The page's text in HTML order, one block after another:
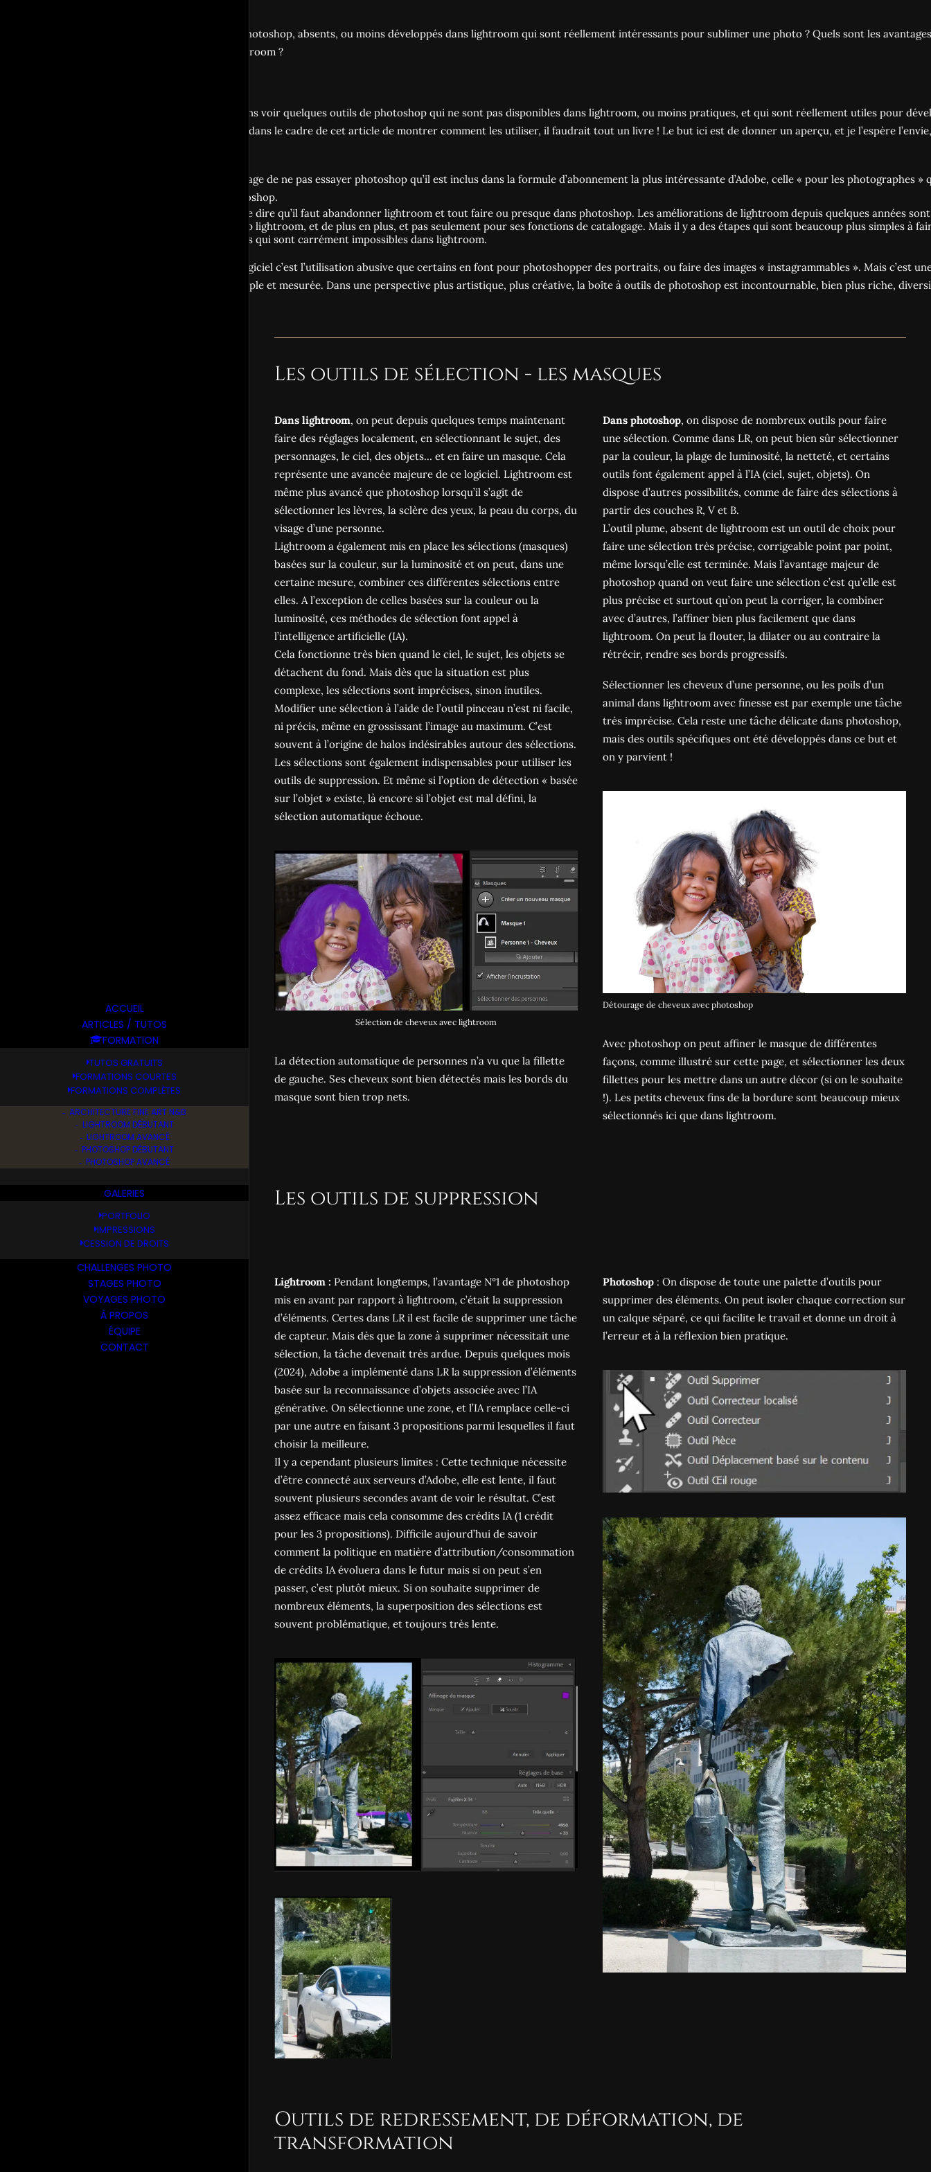
ACCUEIL
ARTICLES / TUTOS
FORMATION
TUTOS GRATUITS
FORMATIONS COURTES
FORMATIONS COMPLÈTES
ARCHITECTURE FINE ART N&B
LIGHTROOM DÉBUTANT
LIGHTROOM AVANCÉ
PHOTOSHOP DÉBUTANT
PHOTOSHOP AVANCÉ
GALERIES
PORTFOLIO
IMPRESSIONS
CESSION DE DROITS
CHALLENGES PHOTO
STAGES PHOTO
VOYAGES PHOTO
À PROPOS
ÉQUIPE
CONTACT
Quels sont les outils de photoshop, absents, ou moins développés dans lightroom qui sont réellement intéressants pour sublimer une photo ? Quels sont les
quand on utilise déjà lightroom ?
Dans cet article nous allons voir quelques outils de photoshop qui ne sont pas disponibles dans lightroom, ou moins pratiques, et qui sont réellement utiles pour
évidemment pas possible dans le cadre de cet article de montrer comment les utiliser, il faudrait tout un livre ! Le but ici est de donner un aperçu, et je l’espère
C’est d’autant plus dommage de ne pas essayer photoshop qu’il est inclus dans la formule d’abonnement la plus intéressante d’Adobe, celle « pour les photographes
lightroom classic et photoshop.
Il ne s’agit nullement ici de dire qu’il faut abandonner lightroom et tout faire ou presque dans photoshop. Les améliorations de lightroom depuis quelques années
ma part, j’utilise beaucoup lightroom, et de plus en plus, et pas seulement pour ses fonctions de catalogage. Mais il y a des étapes qui sont beaucoup plus simples à
dans lightroom et d’autres qui sont carrément impossibles dans lightroom.
Un frein à l’usage de ce logiciel c’est l’utilisation abusive que certains en font pour photoshopper des portraits, ou faire des images « instagrammables ». Mais c’est
l’utiliser de façon très simple et mesurée. Dans une perspective plus artistique, plus créative, la boîte à outils de photoshop est incontournable, bien plus riche,
Les outils de sélection - les masques
Dans lightroom, on peut depuis quelques temps maintenant
faire des réglages localement, en sélectionnant le sujet, des
personnages, le ciel, des objets… et en faire un masque. Cela
représente une avancée majeure de ce logiciel. Lightroom est
même plus avancé que photoshop lorsqu’il s’agit de
sélectionner les lèvres, la sclère des yeux, la peau du corps, du
visage d’une personne.
Lightroom a également mis en place les sélections (masques)
basées sur la couleur, sur la luminosité et on peut, dans une
certaine mesure, combiner ces différentes sélections entre
elles. A l’exception de celles basées sur la couleur ou la
luminosité, ces méthodes de sélection font appel à
l’intelligence artificielle (IA).
Cela fonctionne très bien quand le ciel, le sujet, les objets se
détachent du fond. Mais dès que la situation est plus
complexe, les sélections sont imprécises, sinon inutiles.
Modifier une sélection à l’aide de l’outil pinceau n’est ni facile,
ni précis, même en grossissant l’image au maximum. C’est
souvent à l’origine de halos indésirables autour des sélections.
Les sélections sont également indispensables pour utiliser les
outils de suppression. Et même si l’option de détection « basée
sur l’objet » existe, là encore si l’objet est mal défini, la
sélection automatique échoue.
Sélection de cheveux avec lightroom
La détection automatique de personnes n’a vu que la fillette
de gauche. Ses cheveux sont bien détectés mais les bords du
masque sont bien trop nets.
Dans photoshop, on dispose de nombreux outils pour faire
une sélection. Comme dans LR, on peut bien sûr sélectionner
par la couleur, la plage de luminosité, la netteté, et certains
outils font également appel à l’IA (ciel, sujet, objets). On
dispose d’autres possibilités, comme de faire des sélections à
partir des couches R, V et B.
L’outil plume, absent de lightroom est un outil de choix pour
faire une sélection très précise, corrigeable point par point,
même lorsqu’elle est terminée. Mais l’avantage majeur de
photoshop quand on veut faire une sélection c’est qu’elle est
plus précise et surtout qu’on peut la corriger, la combiner
avec d’autres, l’affiner bien plus facilement que dans
lightroom. On peut la flouter, la dilater ou au contraire la
rétrécir, rendre ses bords progressifs.
Sélectionner les cheveux d’une personne, ou les poils d’un
animal dans lightroom avec finesse est par exemple une tâche
très imprécise. Cela reste une tâche délicate dans photoshop,
mais des outils spécifiques ont été développés dans ce but et
on y parvient !
Détourage de cheveux avec photoshop
Avec photoshop on peut affiner le masque de différentes
façons, comme illustré sur cette page, et sélectionner les deux
fillettes pour les mettre dans un autre décor (si on le souhaite
!). Les petits cheveux fins de la bordure sont beaucoup mieux
sélectionnés ici que dans lightroom.
Les outils de suppression
Lightroom : Pendant longtemps, l’avantage N°1 de photoshop
mis en avant par rapport à lightroom, c’était la suppression
d’éléments. Certes dans LR il est facile de supprimer une tâche
de capteur. Mais dès que la zone à supprimer nécessitait une
sélection, la tâche devenait très ardue. Depuis quelques mois
(2024), Adobe a implémenté dans LR la suppression d’éléments
basée sur la reconnaissance d’objets associée avec l’IA
générative. On sélectionne une zone, et l’IA remplace celle-ci
par une autre en faisant 3 propositions parmi lesquelles il faut
choisir la meilleure.
Il y a cependant plusieurs limites : Cette technique nécessite
d’être connecté aux serveurs d’Adobe, elle est lente, il faut
souvent plusieurs secondes avant de voir le résultat. C’est
assez efficace mais cela consomme des crédits IA (1 crédit
pour les 3 propositions). Difficile aujourd’hui de savoir
comment la politique en matière d’attribution/consommation
de crédits IA évoluera dans le futur mais si on peut s’en
passer, c’est plutôt mieux. Si on souhaite supprimer de
nombreux éléments, la superposition des sélections est
souvent problématique, et toujours très lente.
Photoshop : On dispose de toute une palette d’outils pour
supprimer des éléments. On peut isoler chaque correction sur
un calque séparé, ce qui facilite le travail et donne un droit à
l’erreur et à la réflexion bien pratique.
Outils de redressement, de déformation, de
transformation